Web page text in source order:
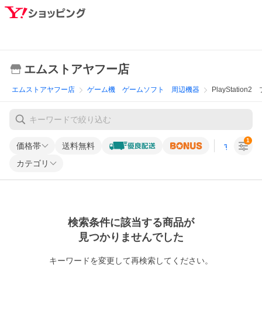
エムストアヤフー店
エムストアヤフー店 ゲーム機 ゲームソフト 周辺機器 PlayStation2
価格帯 送料無料 すべての条
カテゴリ
1
検索条件に該当する商品が
見つかりませんでした
キーワードを変更して再検索してください。